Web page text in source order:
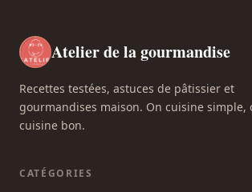
Atelier de la gourmandise
Recettes testées, astuces de pâtissier et
gourmandises maison. On cuisine simple,
cuisine bon.
CATÉGORIES